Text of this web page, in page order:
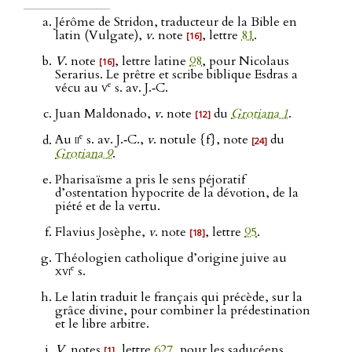
Jérôme de Stridon, traducteur de la Bible en
latin (Vulgate), v. note [16], lettre 81.
V. note [16], lettre latine 98, pour Nicolaus
Serarius. Le prêtre et scribe biblique Esdras a
vécu au ve s. av. J.‑C.
Juan Maldonado, v. note [12] du Grotiana 1.
Au iie s. av. J.‑C., v. notule {f}, note [24] du
Grotiana 9.
Pharisaïsme a pris le sens péjoratif
d’ostentation hypocrite de la dévotion, de la
piété et de la vertu.
Flavius Josèphe, v. note [18], lettre 95.
Théologien catholique d’origine juive au
xvie s.
Le latin traduit le français qui précède, sur la
grâce divine, pour combiner la prédestination
et le libre arbitre.